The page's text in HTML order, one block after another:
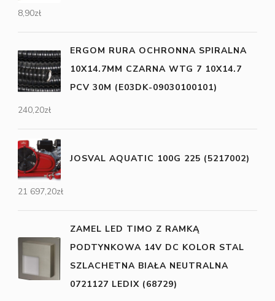
8,90zł
ERGOM RURA OCHRONNA SPIRALNA
10X14.7MM CZARNA WTG 7 10X14.7
PCV 30M (E03DK-09030100101)
240,20zł
JOSVAL AQUATIC 100G 225 (5217002)
21 697,20zł
ZAMEL LED TIMO Z RAMKĄ
PODTYNKOWA 14V DC KOLOR STAL
SZLACHETNA BIAŁA NEUTRALNA
0721127 LEDIX (68729)